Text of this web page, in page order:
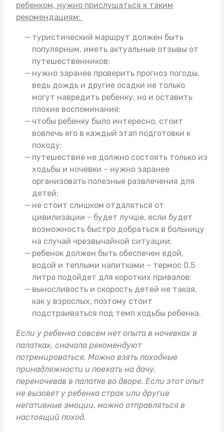
ребенком, нужно прислушаться к таким
рекомендациям:
туристический маршрут должен быть
популярным, иметь актуальные отзывы от
путешественников;
нужно заранее проверить прогноз погоды,
ведь дождь и другие осадки не только
могут навредить ребенку, но и оставить
плохие воспоминания;
чтобы ребенку было интересно, стоит
вовлечь его в каждый этап подготовки к
походу;
путешествие не должно состоять только из
ходьбы и ночевки – нужно заранее
организовать полезные развлечения для
детей;
не стоит слишком отдаляться от
цивилизации – будет лучше, если будет
возможность быстро добраться в больницу
на случай чрезвычайной ситуации;
ребенок должен быть обеспечен едой,
водой и теплыми напитками – термос 0.5
литра подойдет для коротких привалов;
выносливость и скорость детей не такая,
как у взрослых, поэтому стоит
подстраиваться под темп ходьбы ребенка.
Если у ребенка совсем нет опыта в ночевках в
палатках, сначала рекомендуют
потренироваться. Можно взять походные
принадлежности и поехать на дачу,
переночевав в палатке во дворе. Если этот опыт
не вызовет у ребенка страх или другие
негативные эмоции, можно отправляться в
настоящий поход.